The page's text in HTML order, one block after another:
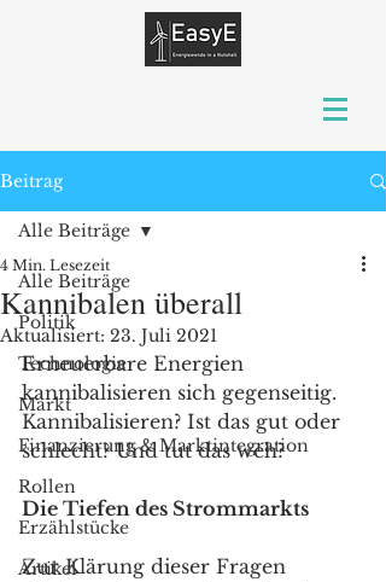
Beitrag
Alle Beiträge
Politik
Technologie
Markt
Finanzierung & Marktintegration
Rollen
Erzählstücke
Artikel
Alle Beiträge
Kannibalen überall
4 Min. Lesezeit
Aktualisiert: 23. Juli 2021
Erneuerbare Energien
kannibalisieren sich gegenseitig.
Kannibalisieren? Ist das gut oder
schlecht? Und tut das weh?
Die Tiefen des Strommarkts
Zur Klärung dieser Fragen